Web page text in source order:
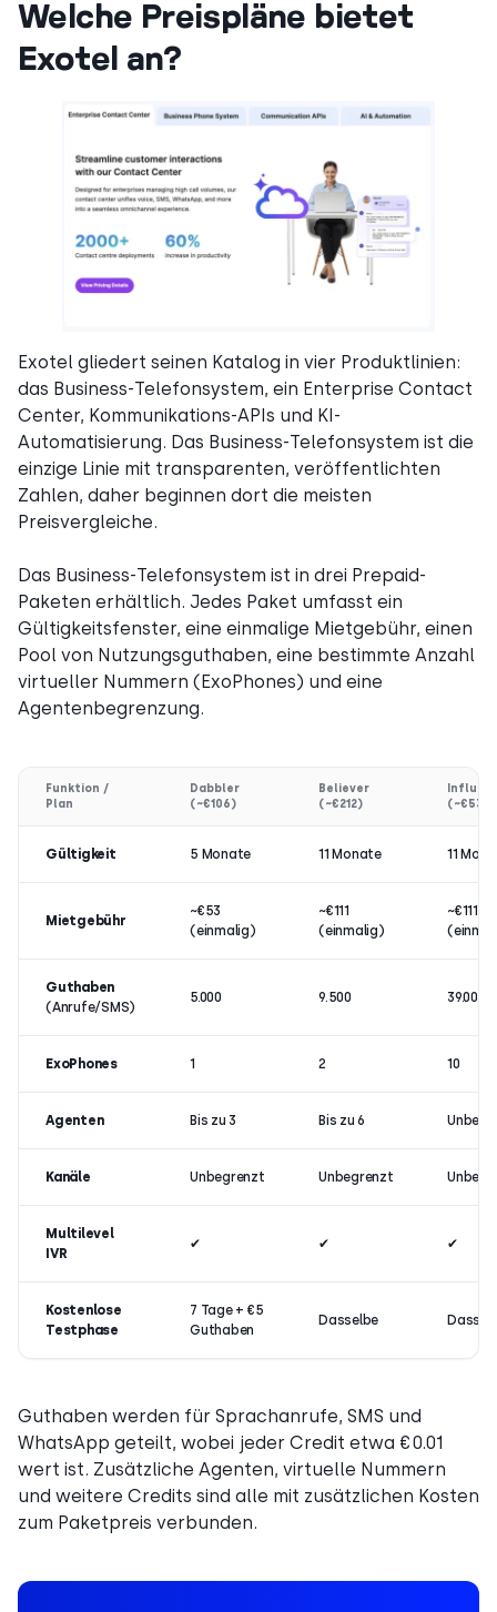
Welche Preispläne bietet
Exotel an?
Exotel gliedert seinen Katalog in vier Produktlinien:
das Business-Telefonsystem, ein Enterprise Contact
Center, Kommunikations-APIs und KI-
Automatisierung. Das Business-Telefonsystem ist die
einzige Linie mit transparenten, veröffentlichten
Zahlen, daher beginnen dort die meisten
Preisvergleiche.
Das Business-Telefonsystem ist in drei Prepaid-
Paketen erhältlich. Jedes Paket umfasst ein
Gültigkeitsfenster, eine einmalige Mietgebühr, einen
Pool von Nutzungsguthaben, eine bestimmte Anzahl
virtueller Nummern (ExoPhones) und eine
Agentenbegrenzung.
Funktion /
Plan
Dabbler
(~€106)
Believer
(~€212)
(~€530)
Gültigkeit 5 Monate 11 Monate 11
Mietgebühr
~€53
(einmalig)
~€111
(einmalig)
~€111
Guthaben
(Anrufe/SMS)
5.000 9.500 39.000
ExoPhones 1 2 10
Agenten Bis zu 3 Bis zu 6
Kanäle Unbegrenzt Unbegrenzt
Multilevel
IVR
✔ ✔ ✔
Kostenlose
Testphase
7 Tage + €5
Guthaben
Dasselbe
Guthaben werden für Sprachanrufe, SMS und
WhatsApp geteilt, wobei jeder Credit etwa €0.01
wert ist. Zusätzliche Agenten, virtuelle Nummern
und weitere Credits sind alle mit zusätzlichen Kosten
zum Paketpreis verbunden.